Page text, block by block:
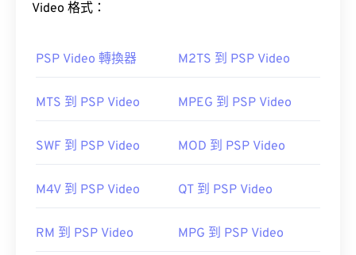
如何開啟 M1V 檔案？
如果開啟 M1V 檔案時遇到問題，請嘗試以下操作。
新，確認播放器軟體是否為最新版本。在 Windows
Video 格式：
PSP Video 轉換器 M2TS 到 PSP Video
MTS 到 PSP Video MPEG 到 PSP Video
SWF 到 PSP Video MOD 到 PSP Video
M4V 到 PSP Video QT 到 PSP Video
RM 到 PSP Video MPG 到 PSP Video